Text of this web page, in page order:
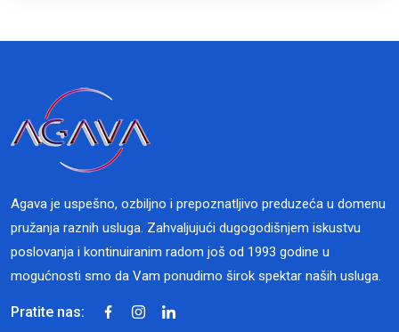
Agava je uspešno, ozbiljno i prepoznatljivo preduzeća u domenu
pružanja raznih usluga. Zahvaljujući dugogodišnjem iskustvu
poslovanja i kontinuiranim radom još od 1993 godine u
mogućnosti smo da Vam ponudimo širok spektar naših usluga.
Pratite nas: